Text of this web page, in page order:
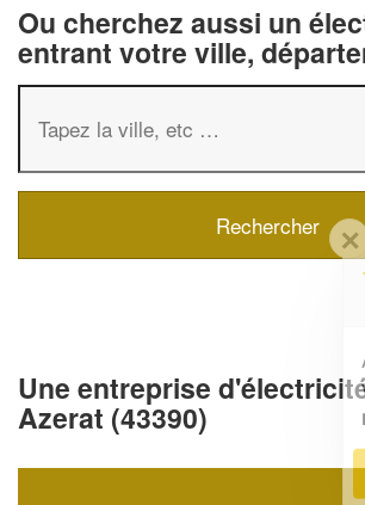
Ou cherchez aussi un
entrant votre ville,
Une entreprise
Azerat (43390)
Vous êtes
vosmargestout en
nouveaux clients
En savoir